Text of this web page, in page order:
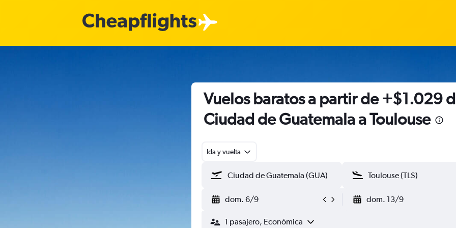
Vuelos baratos a partir de +$1.029
Ciudad de Guatemala a Toulouse
Ida y vuelta
dom. 6/9 dom. 13/9
1 pasajero, Económica